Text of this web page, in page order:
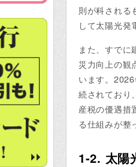
則が科される
して太陽光発
また、すで
災力向上の観
います。
続されており
産税の優遇措
る仕組みが整
1-2. 太陽